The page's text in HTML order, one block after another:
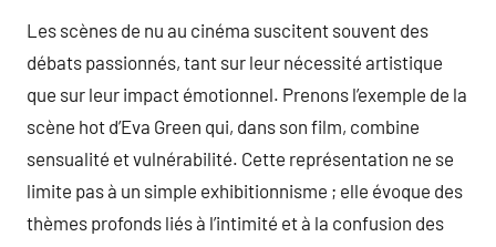
Les scènes de nu au cinéma suscitent souvent des
débats passionnés, tant sur leur nécessité artistique
que sur leur impact émotionnel. Prenons l’exemple de la
scène hot d’Eva Green qui, dans son film, combine
sensualité et vulnérabilité. Cette représentation ne se
limite pas à un simple exhibitionnisme ; elle évoque des
thèmes profonds liés à l’intimité et à la confusion des